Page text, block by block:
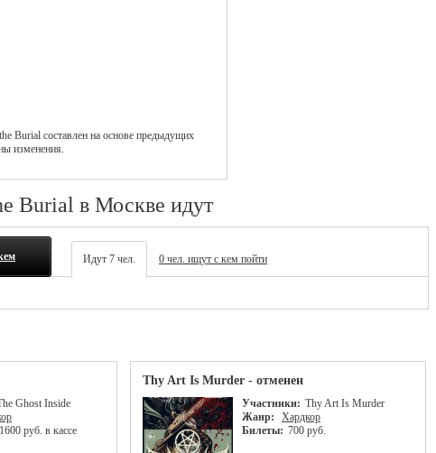
Burial составлен на основе предыдущих
изменения.
Burial в Москве идут
Идут 7 чел.
0 чел. ищут с кем пойти
Ghost Inside
руб. в кассе
Thy Art Is Murder - отменен
Участники: Thy Art Is Murder
Жанр:
Хардкор
Билеты: 700 руб.